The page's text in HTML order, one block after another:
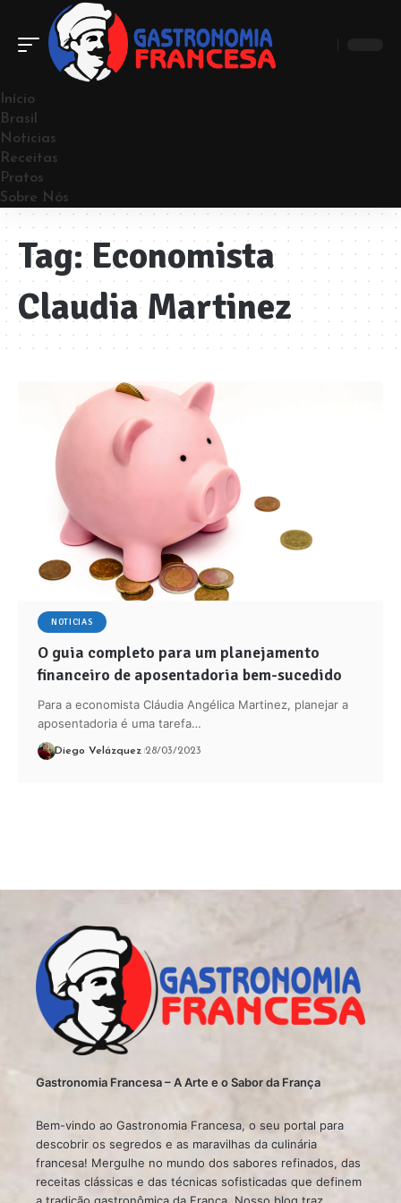
Início
Brasil
Noticias
Receitas
Pratos
Sobre Nós
Tag:Economista
Claudia Martinez
NOTICIAS
O guia completo para um planejamento
financeiro de aposentadoria bem-sucedido
Para a economista Cláudia Angélica Martinez, planejar a
aposentadoria é uma tarefa…
Diego Velázquez 28/03/2023
Gastronomia Francesa – A Arte e o Sabor da França
Bem-vindo ao Gastronomia Francesa, o seu portal para
descobrir os segredos e as maravilhas da culinária
francesa! Mergulhe no mundo dos sabores refinados, das
receitas clássicas e das técnicas sofisticadas que definem
a tradição gastronômica da França. Nosso blog traz